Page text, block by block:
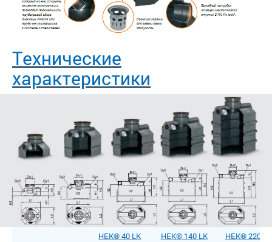
Технические
характеристики
HEK® 40 LK HEK® 140 LK
HEK® 220 LK